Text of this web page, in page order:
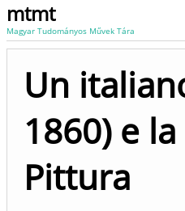
mtmt
Magyar Tudományos Művek Tára
Un
1860) e
Pittura